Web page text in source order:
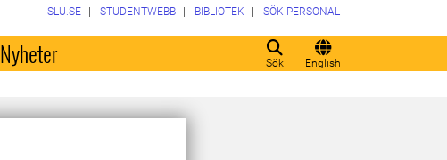
Sök English
SLU.SE STUDENTWEBB BIBLIOTEK SÖK PERSONAL
Nyheter